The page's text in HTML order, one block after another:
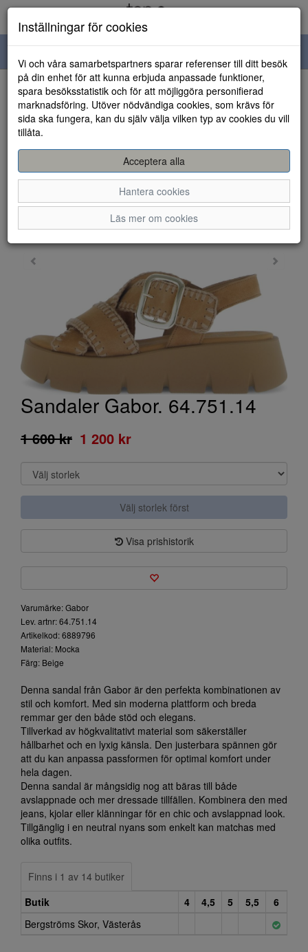
navigation
HEM
Sandaler Gabor. 64.751.14
1 600 kr 1 200 kr
Välj storlek först
Visa prishistorik
Varumärke: Gabor
Lev. artnr: 64.751.14
Artikelkod: 6889796
Material: Mocka
Färg: Beige
Denna sandal från Gabor är den perfekta kombinationen av
stil och komfort. Med sin moderna plattform och breda
remmar ger den både stöd och elegans.
Tillverkad av högkvalitativt material som säkerställer
hållbarhet och en lyxig känsla. Den justerbara spännen gör
att du kan anpassa passformen för optimal komfort under
hela dagen.
Denna sandal är mångsidig nog att bäras till både
avslappnade och mer dressade tillfällen. Kombinera den med
jeans, kjolar eller klänningar för en chic och avslappnad look.
Tillgänglig i en neutral nyans som enkelt kan matchas med
olika outfits.
Finns i 1 av 14 butiker
Butik
4 4,5 5 5,5
6
Bergströms Skor, Västerås
Inställningar för cookies
Vi och våra samarbetspartners sparar referenser till ditt besök
på din enhet för att kunna erbjuda anpassade funktioner,
spara besöksstatistik och för att möjliggöra personifierad
marknadsföring. Utöver nödvändiga cookies, som krävs för
sida ska fungera, kan du själv välja vilken typ av cookies du vill
tillåta.
Acceptera alla
Hantera cookies
Läs mer om cookies